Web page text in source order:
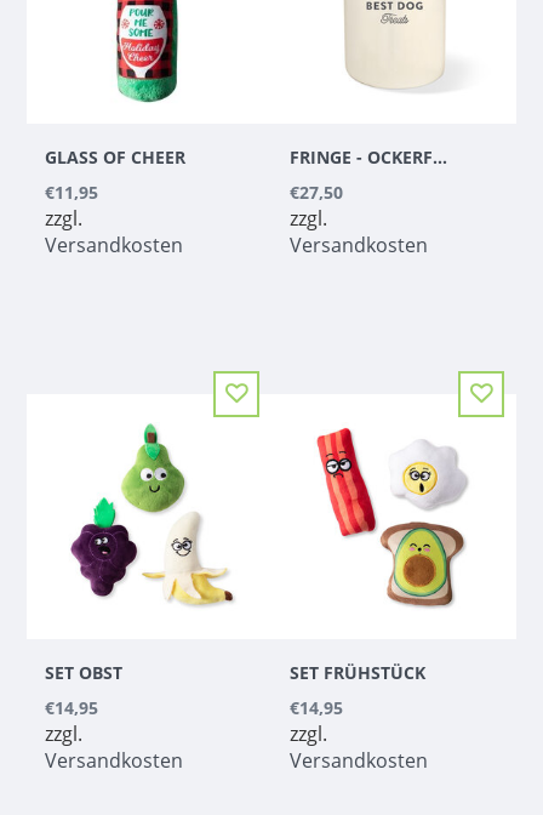
GLASS OF CHEER
€11,95
zzgl.
Versandkosten
FRINGE - OCKERFARBENES LECKERLI-GLAS FÜR DEN BESTEN HUND
€27,50
zzgl.
Versandkosten
SET OBST
€14,95
zzgl.
Versandkosten
SET FRÜHSTÜCK
€14,95
zzgl.
Versandkosten